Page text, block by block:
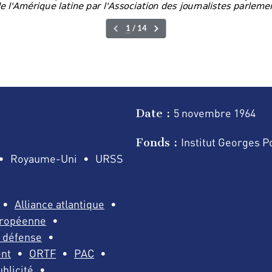
Royaume-Uni URSS
Alliance atlantique
ORTF
PAC
Date : 5 novembre 1964
Fonds : Institut Georges